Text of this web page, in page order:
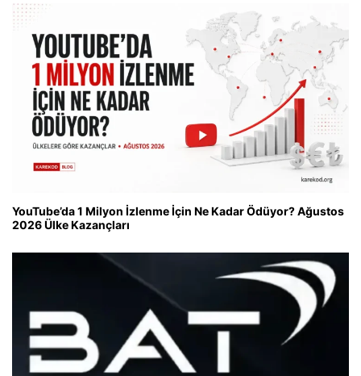
YouTube’da 1 Milyon İzlenme İçin Ne Kadar Ödüyor? Ağustos
2026 Ülke Kazançları